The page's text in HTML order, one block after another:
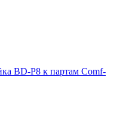
BD-P8 к партам Comf-